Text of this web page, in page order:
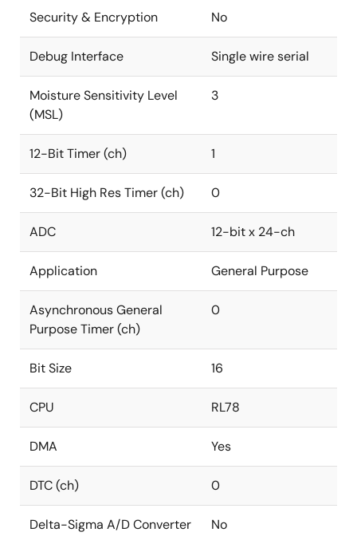
Security & Encryption No
Debug Interface Single wire serial
Moisture Sensitivity Level
(MSL)
3
12-Bit Timer (ch) 1
32-Bit High Res Timer (ch) 0
ADC 12-bit x 24-ch
Application General Purpose
Asynchronous General
Purpose Timer (ch)
0
Bit Size 16
CPU RL78
DMA Yes
DTC (ch) 0
Delta-Sigma A/D Converter No